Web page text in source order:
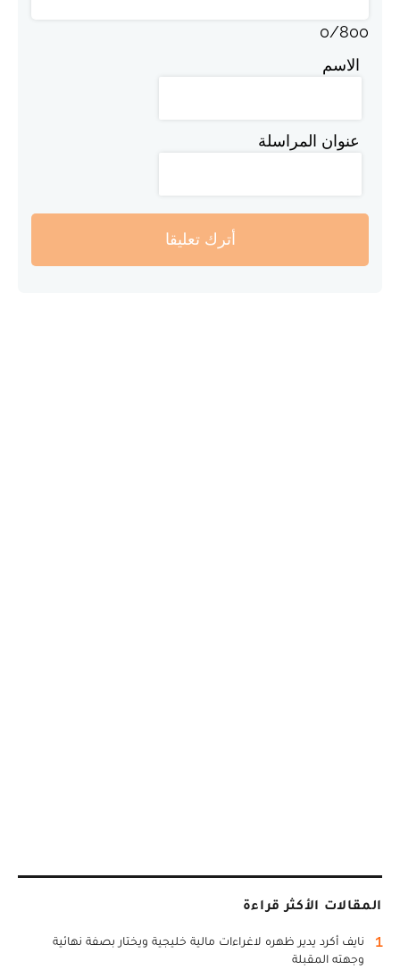
0/800
الاسم
عنوان المراسلة
أترك تعليقا
المقالات الأكثر قراءة
1
نايف أكرد يدير ظهره لاغراءات مالية خليجية ويختار بصفة نهائية
وجهته المقبلة